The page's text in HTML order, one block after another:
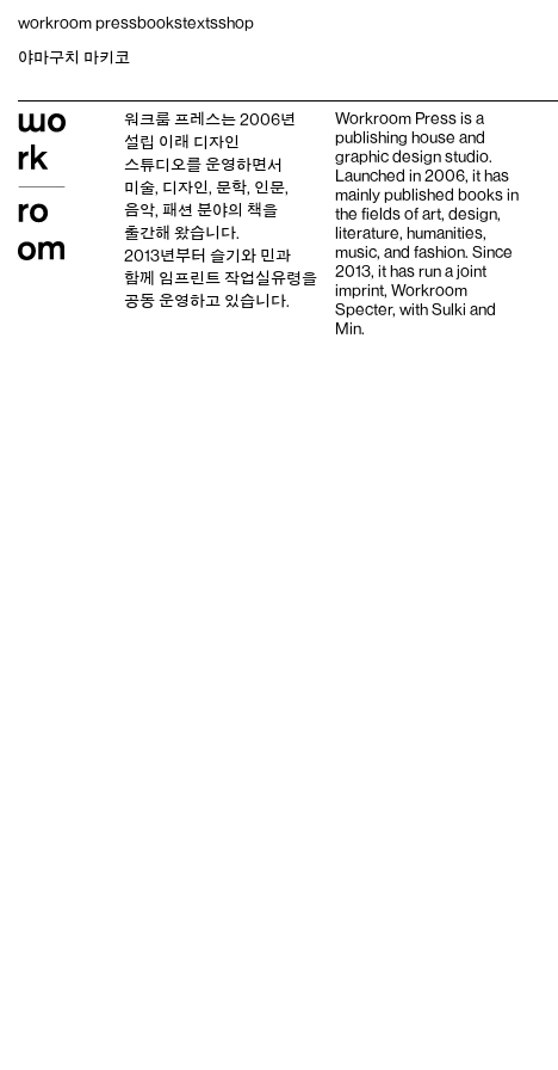
content
workroom pressbookstextsshop
야마구치 마키코
워크룸 프레스는 2006년
설립 이래 디자인
스튜디오를 운영하면서
미술, 디자인, 문학, 인문,
음악, 패션 분야의 책을
출간해 왔습니다.
2013년부터 슬기와 민과
함께 임프린트 작업실유령을
공동 운영하고 있습니다.
Workroom Press is a
publishing house and
graphic design studio.
Launched in 2006, it has
mainly published books in
the fields of art, design,
literature, humanities,
music, and fashion. Since
2013, it has run a joint
imprint, Workroom
Specter, with Sulki and
Min.